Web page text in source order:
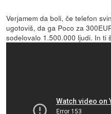
Verjamem da boli, če telefon
ugotoviš, da ga Poco za
sodelovalo 1.500.000 ljudi. In ti